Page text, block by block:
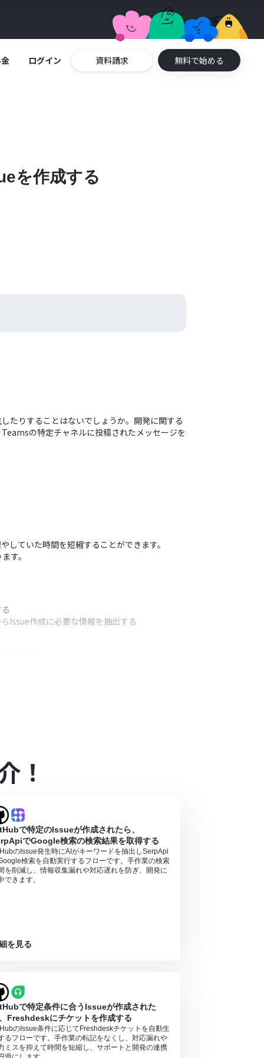
ログイン 資料請求 無料で始める
を作成する
たりすることはないでしょうか。開発に関する
の特定チャネルに投稿されたメッセージを
ていた時間を短縮することができます。
す。
Issue作成に必要な情報を抽出する
人向けプランに加入していない場合には認証
！
で特定のIssueが作成されたら、
でGoogle検索の検索結果を取得する
のIssue発生時にAIがキーワードを抽出しSerpApi
検索を自動実行するフローです。手作業の検索
を削減し、情報収集漏れや対応遅れを防ぎ、開発に
できます。
を見る
で特定条件に合うIssueが作成された
Freshdeskにチケットを作成する
のIssue条件に応じてFreshdeskチケットを自動生
るフローです。手作業の転記をなくし、対応漏れや
ミスを抑えて時間を短縮し、サポートと開発の連携